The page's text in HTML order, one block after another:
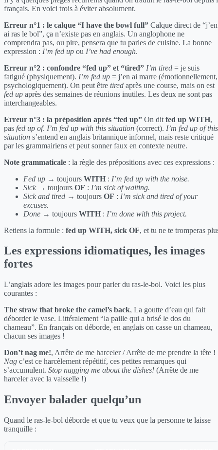
français. En voici trois à éviter absolument.
Erreur n°1 : le calque “I have the bowl full” Calque direct de “j’en
ai ras le bol”, ça n’existe pas en anglais. Un anglophone ne
comprendra pas, ou pire, pensera que tu parles de cuisine. La bonne
expression : I’m fed up ou I’ve had enough.
Erreur n°2 : confondre “fed up” et “tired” I’m tired = je suis
fatigué (physiquement). I’m fed up = j’en ai marre (émotionnellement,
psychologiquement). On peut être tired après une course, mais on est
fed up après des semaines de réunions inutiles. Les deux ne sont pas
interchangeables.
Erreur n°3 : la préposition après “fed up” On dit fed up WITH,
pas fed up of. I’m fed up with this situation (correct). I’m fed up of this
situation s’entend en anglais britannique informel, mais reste critiqué
par les grammairiens et peut sonner faux en contexte neutre.
Note grammaticale : la règle des prépositions avec ces expressions :
Fed up → toujours WITH : I’m fed up with the noise.
Sick → toujours OF : I’m sick of waiting.
Sick and tired → toujours OF : I’m sick and tired of your
excuses.
Done → toujours WITH : I’m done with this project.
Retiens la formule : fed up WITH, sick OF, et tu ne te tromperas
Les expressions idiomatiques, les images
fortes
L’anglais adore les images pour parler du ras-le-bol. Voici les plus
courantes :
The straw that broke the camel’s back, La goutte d’eau qui fait
déborder le vase. Littéralement “la paille qui a brisé le dos du
chameau”. En français on déborde, en anglais on casse un chameau,
chacun ses images !
Don’t nag me!, Arrête de me harceler / Arrête de me prendre la tête !
Nag c’est ce harcèlement répétitif, ces petites remarques qui
s’accumulent. Stop nagging me about the dishes! (Arrête de me
harceler avec la vaisselle !)
Envoyer balader quelqu’un
Quand le ras-le-bol déborde et que tu veux que la personne te laisse
tranquille :